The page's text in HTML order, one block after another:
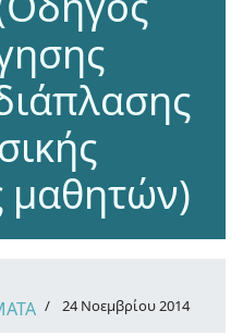
μαθητών)
24 Νοεμβρίου 2014